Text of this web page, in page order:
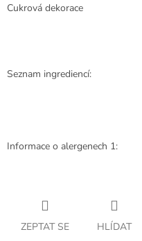
Cukrová dekorace
Seznam ingrediencí:
Informace o alergenech 1:
ZEPTAT SE HLÍDAT